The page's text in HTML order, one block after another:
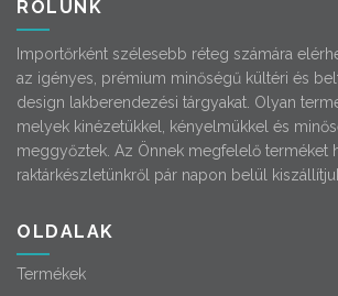
RÓLUNK
Importőrként szélesebb réteg számára
az igényes, prémium minőségű kültéri és
design lakberendezési tárgyakat. Olyan
melyek kinézetükkel, kényelmükkel és
meggyőztek. Az Önnek megfelelő terméket
raktárkészletünkről pár napon belül
OLDALAK
Termékek